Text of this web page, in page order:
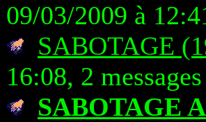
09/03/2009 à
SABOTAGE
16:08, 2 messages
SABOTAGE